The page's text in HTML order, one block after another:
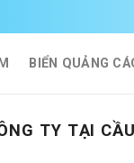
BIỂN QUẢNG
TY TẠI